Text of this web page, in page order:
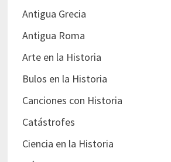
Antigua Grecia
Antigua Roma
Arte en la Historia
Bulos en la Historia
Canciones con Historia
Catástrofes
Ciencia en la Historia